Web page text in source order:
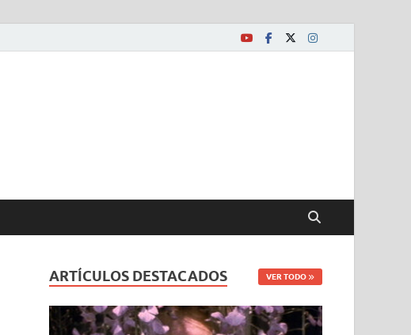
ARTÍCULOS DESTACADOS VER TODO